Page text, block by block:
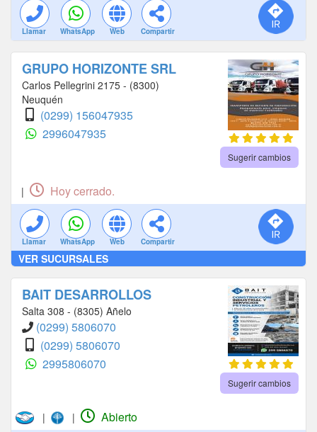
Llamar WhatsApp Web Compartir
GRUPO HORIZONTE SRL
Carlos Pellegrini 2175 - (8300)
Neuquén
(0299) 156047935
2996047935
Sugerir cambios
| Hoy cerrado.
Llamar WhatsApp Web Compartir
VER SUCURSALES
BAIT DESARROLLOS
Salta 308 - (8305) Añelo
(0299) 5806070
(0299) 5806070
2995806070
Sugerir cambios
| | Abierto